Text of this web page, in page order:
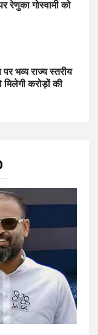
गोस्वामी को
पर भव्य राज्य स्तरीय
करोड़ों की